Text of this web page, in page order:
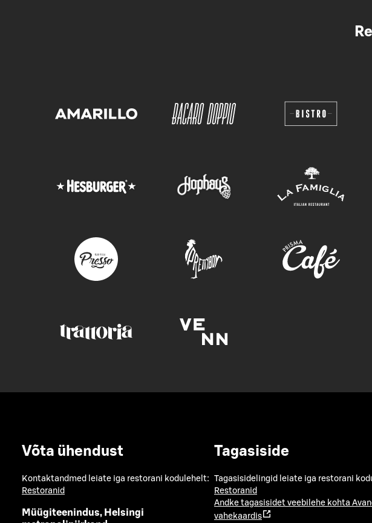
Võta ühendust
Kontaktandmed leiate iga restorani kodulehelt:
Restoranid
Müügiteenindus, Helsingi
Tagasiside
Tagasisidelingid leiate iga restorani
Restoranid
Andke tagasisidet veebilehe kohta
vahekaardis